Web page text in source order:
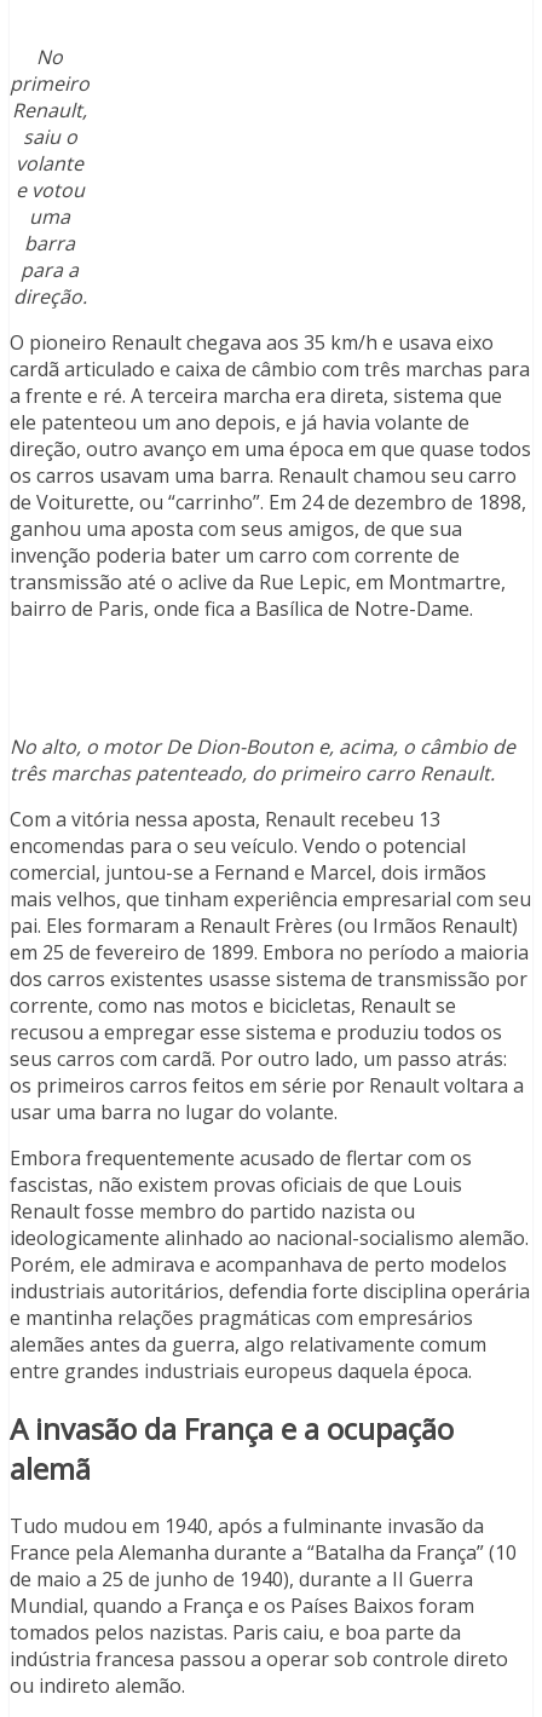
No
primeiro
Renault,
saiu o
volante
e votou
uma
barra
para a
direção.
O pioneiro Renault chegava aos 35 km/h e usava eixo
cardã articulado e caixa de câmbio com três marchas para
a frente e ré. A terceira marcha era direta, sistema que
ele patenteou um ano depois, e já havia volante de
direção, outro avanço em uma época em que quase todos
os carros usavam uma barra. Renault chamou seu carro
de Voiturette, ou “carrinho”. Em 24 de dezembro de 1898,
ganhou uma aposta com seus amigos, de que sua
invenção poderia bater um carro com corrente de
transmissão até o aclive da Rue Lepic, em Montmartre,
bairro de Paris, onde fica a Basílica de Notre-Dame.
No alto, o motor De Dion-Bouton e, acima, o câmbio de
três marchas patenteado, do primeiro carro Renault.
Com a vitória nessa aposta, Renault recebeu 13
encomendas para o seu veículo. Vendo o potencial
comercial, juntou-se a Fernand e Marcel, dois irmãos
mais velhos, que tinham experiência empresarial com seu
pai. Eles formaram a Renault Frères (ou Irmãos Renault)
em 25 de fevereiro de 1899. Embora no período a maioria
dos carros existentes usasse sistema de transmissão por
corrente, como nas motos e bicicletas, Renault se
recusou a empregar esse sistema e produziu todos os
seus carros com cardã. Por outro lado, um passo atrás:
os primeiros carros feitos em série por Renault voltara a
usar uma barra no lugar do volante.
Embora frequentemente acusado de flertar com os
fascistas, não existem provas oficiais de que Louis
Renault fosse membro do partido nazista ou
ideologicamente alinhado ao nacional-socialismo alemão.
Porém, ele admirava e acompanhava de perto modelos
industriais autoritários, defendia forte disciplina operária
e mantinha relações pragmáticas com empresários
alemães antes da guerra, algo relativamente comum
entre grandes industriais europeus daquela época.
A invasão da França e a ocupação
alemã
Tudo mudou em 1940, após a fulminante invasão da
France pela Alemanha durante a “Batalha da França” (10
de maio a 25 de junho de 1940), durante a II Guerra
Mundial, quando a França e os Países Baixos foram
tomados pelos nazistas. Paris caiu, e boa parte da
indústria francesa passou a operar sob controle direto
ou indireto alemão.